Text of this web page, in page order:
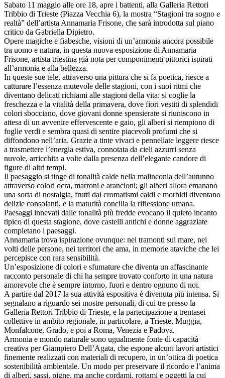
Sabato 11 maggio alle ore 18, apre i battenti, alla Galleria Rettori
Tribbio di Trieste (Piazza Vecchia 6), la mostra “Stagioni tra sogno e
realtà” dell’artista Annamaria Frisone, che sarà introdotta sul piano
critico da Gabriella Dipietro.
Opere magiche e fiabesche, visioni di un’armonia ancora possibile
tra uomo e natura, in questa nuova esposizione di Annamaria
Frisone, artista triestina già nota per componimenti pittorici ispirati
all’armonia e alla bellezza.
In queste sue tele, attraverso una pittura che si fa poetica, riesce a
catturare l’essenza mutevole delle stagioni, con i suoi ritmi che
diventano delicati richiami alle stagioni della vita: si coglie la
freschezza e la vitalità della primavera, dove fiori vestiti di splendidi
colori sbocciano, dove giovani donne spensierate si riuniscono in
attesa di un avvenire effervescente e gaio, gli alberi si riempiono di
foglie verdi e sembra quasi di sentire piacevoli profumi che si
diffondono nell’aria. Grazie a tinte vivaci e pennellate leggere riesce
a trasmettere l’energia estiva, connotata da cieli azzurri senza
nuvole, arricchita a volte dalla presenza dell’elegante candore di
figure di altri tempi.
Il paesaggio si tinge di tonalità calde nella malinconia dell’autunno
attraverso colori ocra, marroni e arancioni; gli alberi allora emanano
una sorta di nostalgia, frutti dai cromatismi caldi e morbidi diventano
delizie consolanti, e la maturità concilia la riflessione umana.
Paesaggi innevati dalle tonalità più fredde evocano il quieto incanto
tipico di questa stagione, dove castelli antichi e donne aggraziate
completano i paesaggi.
Annamaria trova ispirazione ovunque: nei tramonti sul mare, nei
volti delle persone, nei territori che ama, in memorie ataviche che lei
percepisce con rara sensibilità.
Un’esposizione di colori e sfumature che diventa un affascinante
racconto personale di chi ha sempre trovato conforto in una natura
amorevole che è sempre intorno, fuori e dentro ognuno di noi.
A partire dal 2017 la sua attività espositiva è divenuta più intensa. Si
segnalano a riguardo sei mostre personali, di cui tre presso la
Galleria Rettori Tribbio di Trieste, e la partecipazione a trentasei
collettive in ambito regionale, in particolare, a Trieste, Muggia,
Monfalcone, Grado, e poi a Roma, Venezia e Padova.
Armonia e mondo naturale sono ugualmente fonte di capacità
creativa per Giampiero Dell’Agata, che espone alcuni lavori artistici
finemente realizzati con materiali di recupero, in un’ottica di poetica
sostenibilità ambientale. Un modo per preservare il ricordo e l’anima
di alberi, sassi, pigne, ma anche cordami, rottami e oggetti la cui